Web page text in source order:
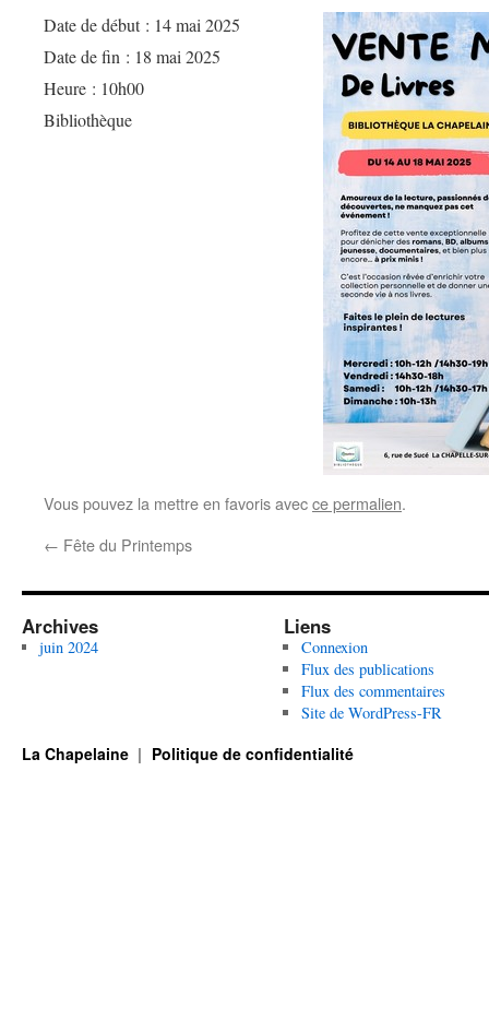
Date de début : 14 mai 2025
Date de fin : 18 mai 2025
Heure : 10h00
Bibliothèque
Vous pouvez la mettre en favoris avecce permalien.
← Fête du Printemps
Archives
juin 2024
Liens
Connexion
Flux des publications
Flux des commentaires
Site de WordPress-FR
La Chapelaine Politique de confidentialité